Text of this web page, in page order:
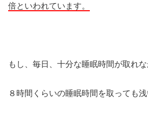
倍といわれています。
もし、毎日、十分な睡眠時間が取れな
８時間くらいの睡眠時間を取っても浅